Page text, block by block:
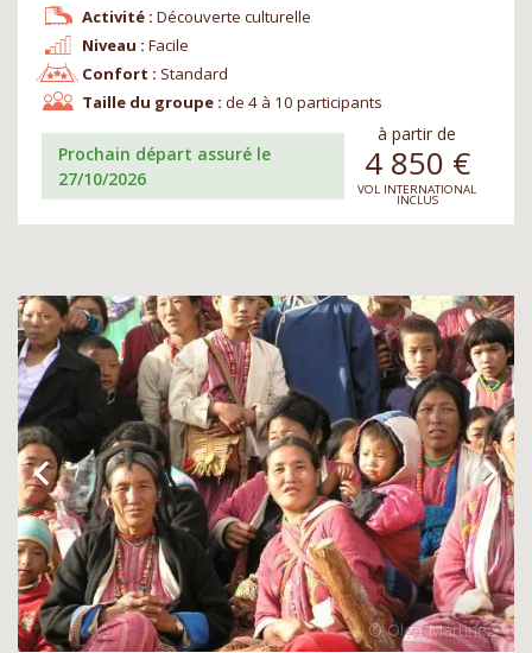
Niveau : Facile
Confort : Standard
Activité : Découverte culturelle
Taille du groupe : de 4 à 10 participants
Prochain départ assuré le
27/10/2026
à partir de
4 850 €
VOL INTERNATIONAL
INCLUS